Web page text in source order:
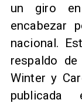
un giro
encabezar
nacional.
respaldo
Winter y